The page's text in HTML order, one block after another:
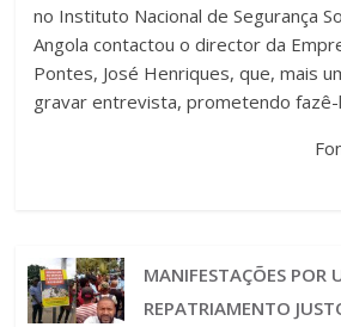
no Instituto Nacional de Segurança
Angola contactou o director da
Pontes, José Henriques, que, mais
gravar entrevista, prometendo
MANIFESTAÇÕES POR
REPATRIAMENTO